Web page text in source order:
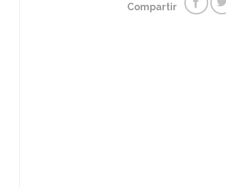
Compartir